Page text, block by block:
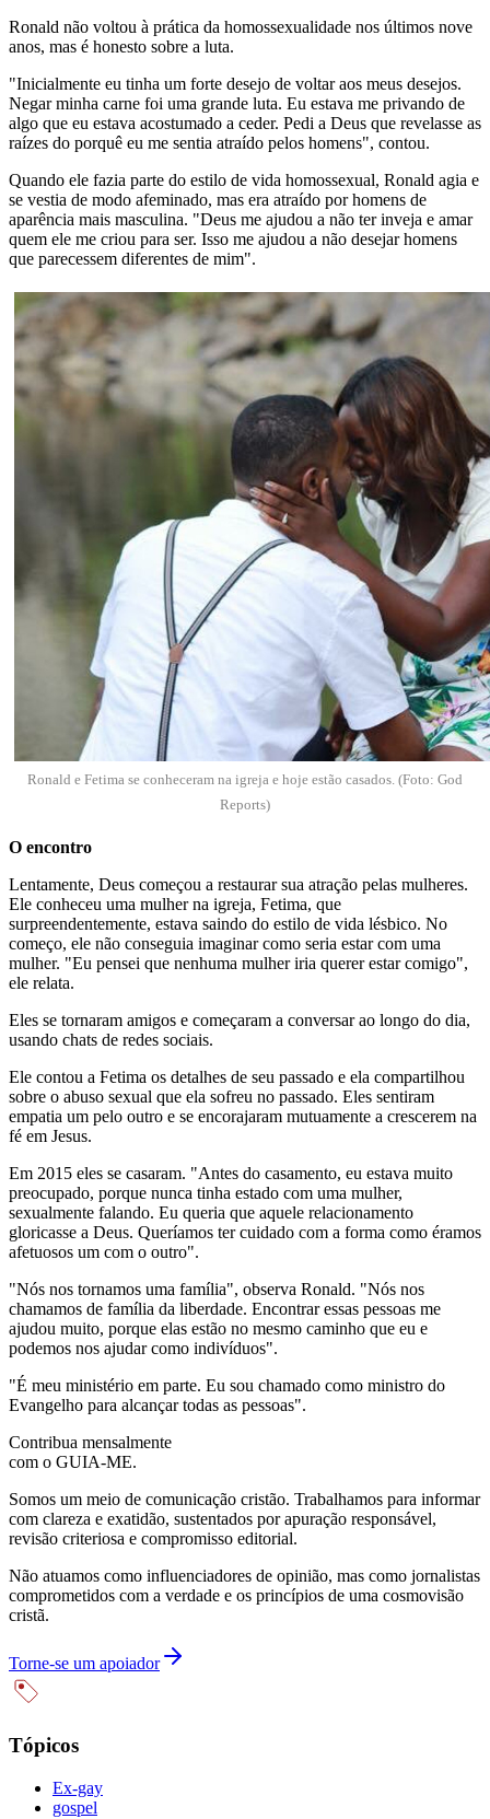
Ronald não voltou à prática da homossexualidade nos últimos nove
anos, mas é honesto sobre a luta.
"Inicialmente eu tinha um forte desejo de voltar aos meus desejos.
Negar minha carne foi uma grande luta. Eu estava me privando de
algo que eu estava acostumado a ceder. Pedi a Deus que revelasse as
raízes do porquê eu me sentia atraído pelos homens", contou.
Quando ele fazia parte do estilo de vida homossexual, Ronald agia e
se vestia de modo afeminado, mas era atraído por homens de
aparência mais masculina. "Deus me ajudou a não ter inveja e amar
quem ele me criou para ser. Isso me ajudou a não desejar homens
que parecessem diferentes de mim".
Ronald e Fetima se conheceram na igreja e hoje estão casados. (Foto: God
Reports)
O encontro
Lentamente, Deus começou a restaurar sua atração pelas mulheres.
Ele conheceu uma mulher na igreja, Fetima, que
surpreendentemente, estava saindo do estilo de vida lésbico. No
começo, ele não conseguia imaginar como seria estar com uma
mulher. "Eu pensei que nenhuma mulher iria querer estar comigo",
ele relata.
Eles se tornaram amigos e começaram a conversar ao longo do dia,
usando chats de redes sociais.
Ele contou a Fetima os detalhes de seu passado e ela compartilhou
sobre o abuso sexual que ela sofreu no passado. Eles sentiram
empatia um pelo outro e se encorajaram mutuamente a crescerem na
fé em Jesus.
Em 2015 eles se casaram. "Antes do casamento, eu estava muito
preocupado, porque nunca tinha estado com uma mulher,
sexualmente falando. Eu queria que aquele relacionamento
gloricasse a Deus. Queríamos ter cuidado com a forma como éramos
afetuosos um com o outro".
"Nós nos tornamos uma família", observa Ronald. "Nós nos
chamamos de família da liberdade. Encontrar essas pessoas me
ajudou muito, porque elas estão no mesmo caminho que eu e
podemos nos ajudar como indivíduos".
"É meu ministério em parte. Eu sou chamado como ministro do
Evangelho para alcançar todas as pessoas".
Contribua mensalmente
com o GUIA-ME.
Somos um meio de comunicação cristão. Trabalhamos para informar
com clareza e exatidão, sustentados por apuração responsável,
revisão criteriosa e compromisso editorial.
Não atuamos como influenciadores de opinião, mas como jornalistas
comprometidos com a verdade e os princípios de uma cosmovisão
cristã.
Torne-se um apoiador
Tópicos
Ex-gay
gospel